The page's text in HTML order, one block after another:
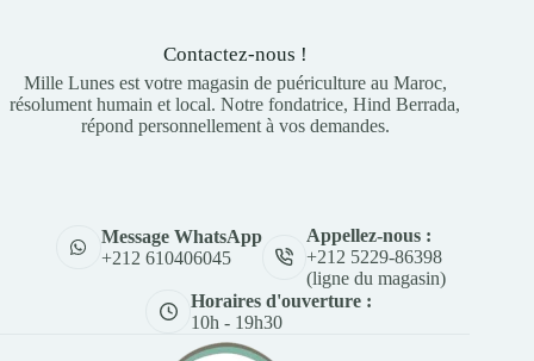
Contactez-nous !
Mille Lunes est votre magasin de puériculture au Maroc,
résolument humain et local. Notre fondatrice, Hind Berrada,
répond personnellement à vos demandes.
Message WhatsApp
+212 610406045
Appellez-nous :
+212 5229-86398
(ligne du magasin)
Horaires d'ouverture :
10h - 19h30